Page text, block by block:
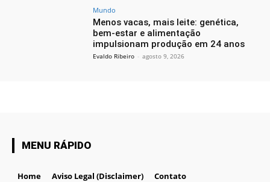
Mundo
Menos vacas, mais leite: genética,
bem-estar e alimentação
impulsionam produção em 24 anos
Evaldo Ribeiro - agosto 9, 2026
MENU RÁPIDO
Home Aviso Legal (Disclaimer) Contato